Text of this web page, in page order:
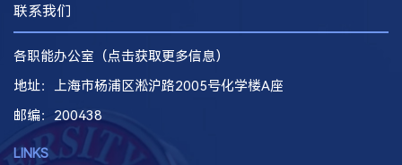
联系我们
各职能办公室（点击获取更多信息）
地址：上海市杨浦区淞沪路2005号化学楼A座
邮编：200438
LINKS